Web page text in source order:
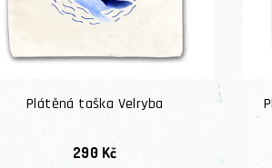
Plátěná taška Velryba
290 Kč